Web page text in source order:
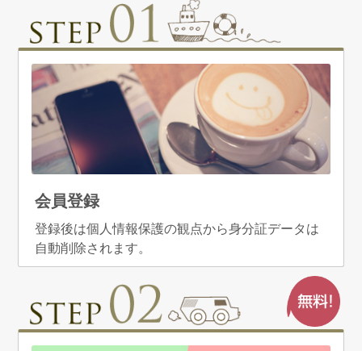
会員登録
登録後は個人情報保護の観点から身分証データは
自動削除されます。